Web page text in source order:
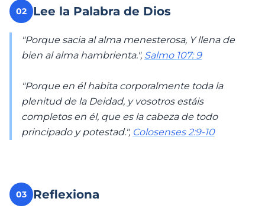
02 Lee la Palabra de Dios
"Porque sacia al alma menesterosa, Y llena de
bien al alma hambrienta.", Salmo 107: 9
"Porque en él habita corporalmente toda la
plenitud de la Deidad, y vosotros estáis
completos en él, que es la cabeza de todo
principado y potestad.", Colosenses 2:9-10
03 Reflexiona